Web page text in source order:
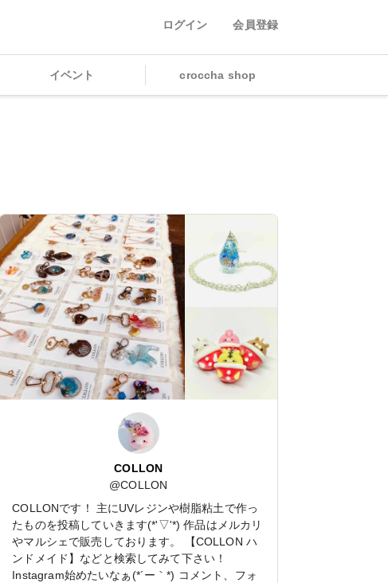
ログイン 会員登録
イベント croccha shop
COLLON
@COLLON
COLLONです！ 主にUVレジンや樹脂粘土で作っ
たものを投稿していきます(*'▽'*) 作品はメルカリ
やマルシェで販売しております。 【COLLON ハ
ンドメイド】などと検索してみて下さい！
Instagram始めたいなぁ(*´ー｀*) コメント、フォ